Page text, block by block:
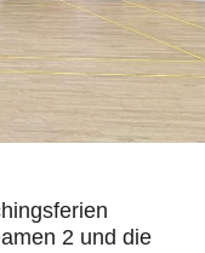
2 und die